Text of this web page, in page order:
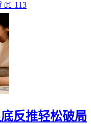
📖 113
反推轻松破局